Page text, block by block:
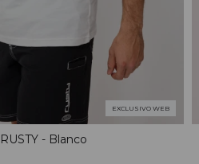
EXCLUSIVO WEB
- Blanco